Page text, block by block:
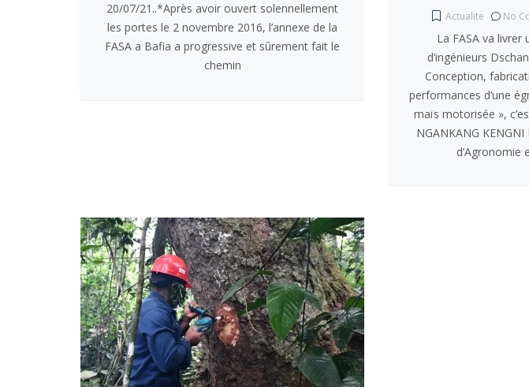
20/07/21..*Après avoir ouvert solennellement
les portes le 2 novembre 2016, l’annexe de la
FASA a Bafia a progressive et sûrement fait le
chemin
Actualite No
La FASA va livrer
d’ingénieurs
Conception,
performances d’une
maïs motorisée »,
NGANKANG
d’Agronomie